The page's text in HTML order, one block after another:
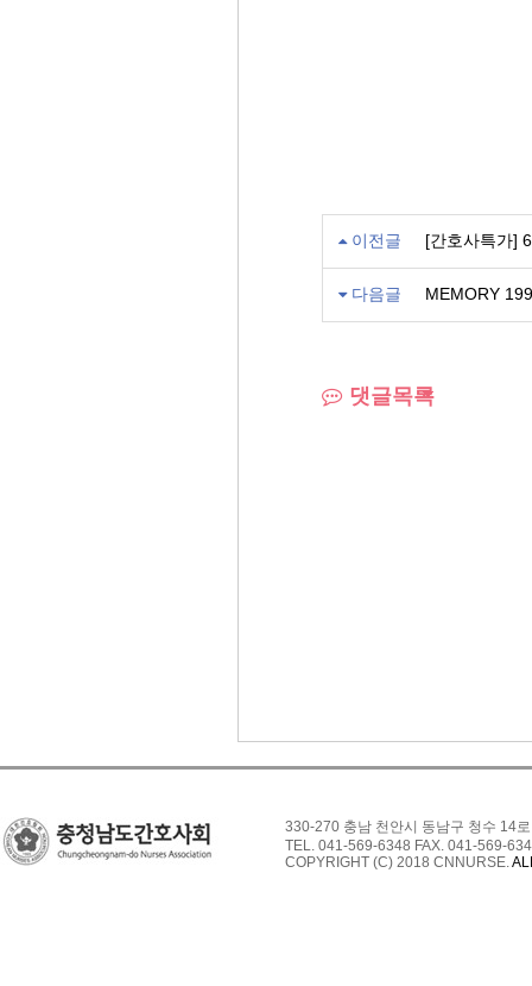
이전글 [간호사특가]
다음글 MEMORY
댓글목록
330-270 충남 천안시 동남구 청수 14
TEL. 041-569-6348 FAX. 041-569-
COPYRIGHT (C) 2018 CNNURSE.